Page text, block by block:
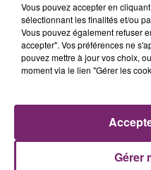
ACTUS
JEUX
Vous pouvez accepter en
sélectionnant les finalités et/ou
Vous pouvez également refuser
accepter". Vos préférences ne
pouvez mettre à jour vos choix,
moment via le lien "Gérer les
Gérer